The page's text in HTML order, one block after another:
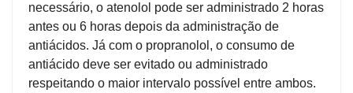
CENTRAL
DO
CLIENTE
necessário, o atenolol pode ser administrado 2 horas
antes ou 6 horas depois da administração de
antiácidos. Já com o propranolol, o consumo de
antiácido deve ser evitado ou administrado
respeitando o maior intervalo possível entre ambos.